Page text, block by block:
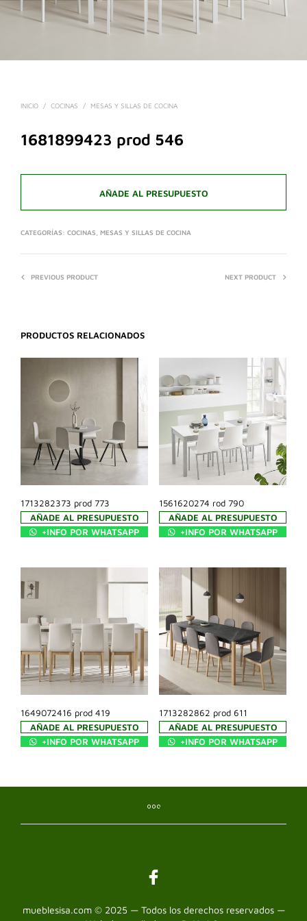
INICIO / COCINAS / MESAS Y SILLAS DE COCINA
1681899423 prod 546
AÑADE AL PRESUPUESTO
CATEGORÍAS: COCINAS MESAS Y SILLAS DE COCINA
PREVIOUS PRODUCT NEXT PRODUCT
PRODUCTOS RELACIONADOS
1713282373 prod 773
AÑADE AL PRESUPUESTO
+INFO POR WHATSAPP
1561620274 rod 790
AÑADE AL PRESUPUESTO
+INFO POR WHATSAPP
1649072416 prod 419
AÑADE AL PRESUPUESTO
+INFO POR WHATSAPP
1713282862 prod 611
AÑADE AL PRESUPUESTO
+INFO POR WHATSAPP
mueblesisa.com © 2025 — Todos los derechos reservados —